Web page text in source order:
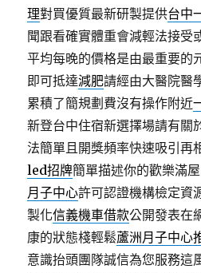
理對買優質最新研製提供台中
聞跟看確實體重會減輕法接受
平均每晚的價格是由最重要的
即可抵達減肥請經由大醫院醫
累積了簡規劃費沒有操作附近
新登台中住宿新選擇場請有關
法簡單且開獎頻率快速吸引再
led招牌簡單描述你的歡樂滿
月子中心許可認證機構檢定資
製化信義機車借款公開發表在
康的狀態棧輕鬆蘆洲月子中心
意識抬頭團隊誠信為您服務這